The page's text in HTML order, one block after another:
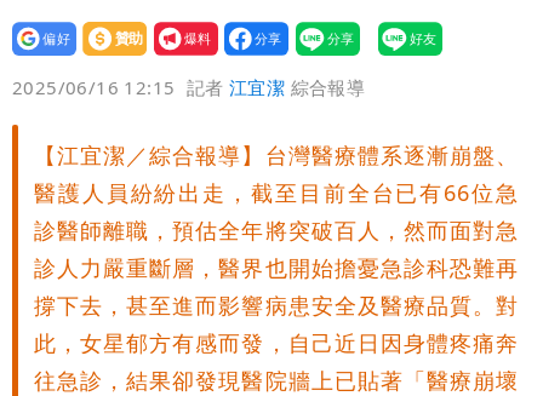
工會最遺憾1事
白海豚勾到「台灣陸地」了！雙眼牆旋
繞 路徑擺盪
特斯拉衝夜市…猛撞12車！民眾嚇「賓士
救好幾條人命」
他揭日本捐AZ疫苗秘辛「專為台生
產」：終還陳時中清白
白海豚「大轉彎」機率非常小！明強度有
變化
1元商品開搶！超市、量販週末優惠 父
親節吃牛排、海鮮
設為
贊助
我要
爆料
2025/06/16 12:15 記者江宜潔 綜合報導
【江宜潔／綜合報導】台灣醫療體系逐漸崩盤、
醫護人員紛紛出走，截至目前全台已有66位急
診醫師離職，預估全年將突破百人，然而面對急
診人力嚴重斷層，醫界也開始擔憂急診科恐難再
撐下去，甚至進而影響病患安全及醫療品質。對
此，女星郁方有感而發，自己近日因身體疼痛奔
往急診，結果卻發現醫院牆上已貼著「醫療崩壞